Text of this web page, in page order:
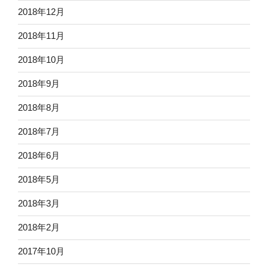
2018年12月
2018年11月
2018年10月
2018年9月
2018年8月
2018年7月
2018年6月
2018年5月
2018年3月
2018年2月
2017年10月